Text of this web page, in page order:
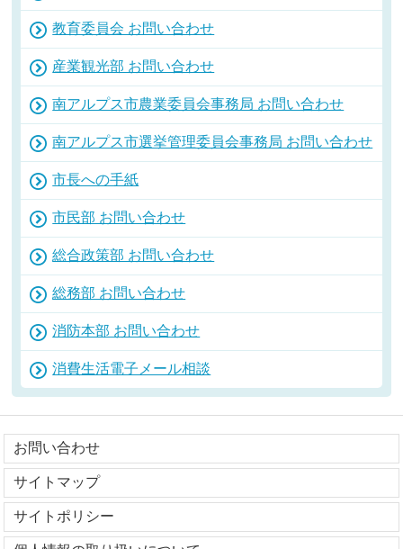
教育委員会 お問い合わせ
産業観光部 お問い合わせ
南アルプス市農業委員会事務局 お問い合わせ
南アルプス市選挙管理委員会事務局 お問い合わせ
市長への手紙
市民部 お問い合わせ
総合政策部 お問い合わせ
総務部 お問い合わせ
消防本部 お問い合わせ
消費生活電子メール相談
お問い合わせ
サイトマップ
サイトポリシー